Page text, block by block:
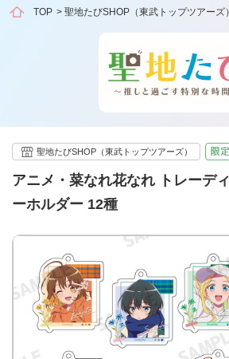
TOP > 聖地たびSHOP（東武トップツアーズ）
アニメ・菜なれ花なれ トレーデ
ーホルダー 12種
聖地たびSHOP（東武トップツアーズ）